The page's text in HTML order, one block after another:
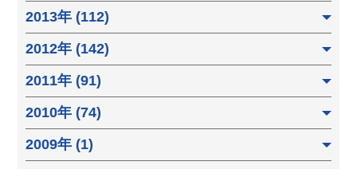
2013年 (112)
2012年 (142)
2011年 (91)
2010年 (74)
2009年 (1)